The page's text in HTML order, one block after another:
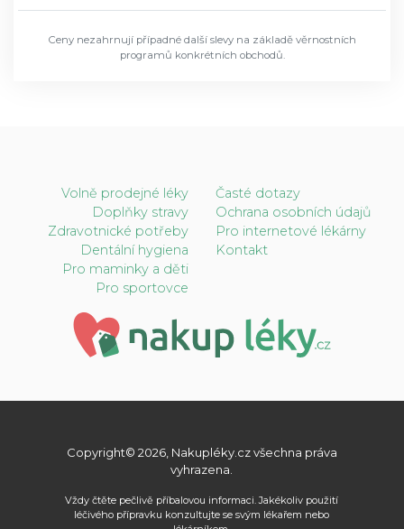
Ceny nezahrnují případné další slevy na základě věrnostních
programů konkrétních obchodů.
Volně prodejné léky
Doplňky stravy
Zdravotnické potřeby
Dentální hygiena
Pro maminky a děti
Pro sportovce
Časté dotazy
Ochrana osobních údajů
Pro internetové lékárny
Kontakt
Copyright© 2026, Nakupléky.cz všechna práva
vyhrazena.
Vždy čtěte pečlivě příbalovou informaci. Jakékoliv použití
léčivého přípravku konzultujte se svým lékařem nebo